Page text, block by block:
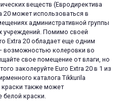
веществ (Евродиректива
20 может использоваться в
административной группы
учреждений. Помимо своей
Extra 20 обладает еще одним
возможностью колеровки во
свое помещение от влаги, но
заколеруйте Euro Extra 20 в 1 из
каталога Tikkurila
также может
белой краски.